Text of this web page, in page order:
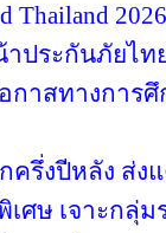
Thailand
ประกันภัยไท
กาสทางการ
ครึ่งปีหลัง ส่ง
ศษ เจาะกลุ่